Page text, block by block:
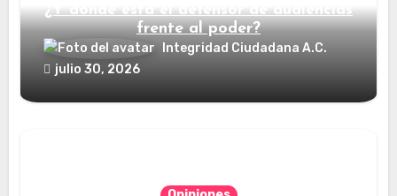
¿Y dónde está el defensor de audiencias
frente al poder?
Integridad Ciudadana A.C.
julio 30, 2026